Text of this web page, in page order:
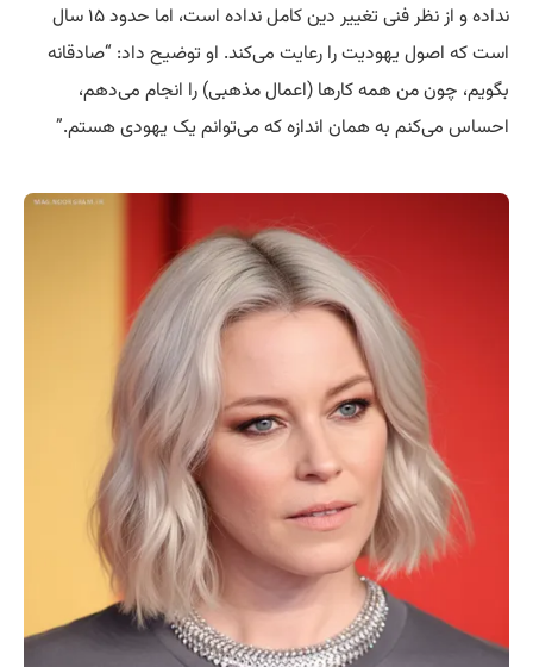
نداده و از نظر فنی تغییر دین کامل نداده است، اما حدود ۱۵ سال
است که اصول یهودیت را رعایت می‌کند. او توضیح داد: “صادقانه
بگویم، چون من همه کارها (اعمال مذهبی) را انجام می‌دهم،
احساس می‌کنم به همان اندازه که می‌توانم یک یهودی هستم.”